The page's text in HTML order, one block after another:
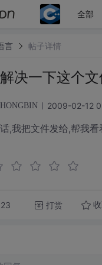
全部
言 帖子详情
决一下这个文
2009-02-12
,我把文件发给,帮我看
23 打赏